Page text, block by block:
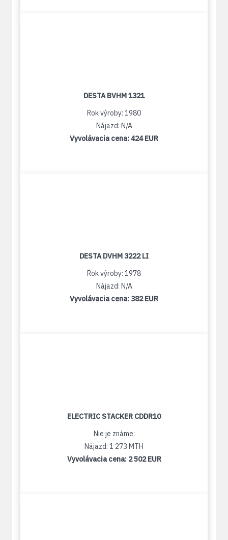
DESTA BVHM 1321
Rok výroby: 1980
Nájazd: N/A
Vyvolávacia cena:424 EUR
DESTA DVHM 3222 LI
Rok výroby: 1978
Nájazd: N/A
Vyvolávacia cena: 382 EUR
ELECTRIC STACKER CDDR10
Nie je známe:
Nájazd: 1 273 MTH
Vyvolávacia cena: 2 502 EUR